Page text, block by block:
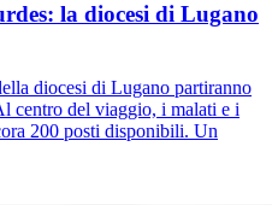
la diocesi di Lugano
diocesi di Lugano partiranno
centro del viaggio, i malati e i
200 posti disponibili. Un